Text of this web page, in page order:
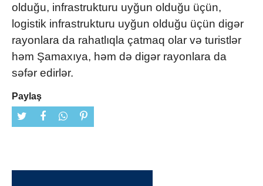
olduğu, infrastrukturu uyğun olduğu üçün,
logistik infrastrukturu uyğun olduğu üçün digər
rayonlara da rahatlıqla çatmaq olar və turistlər
həm Şamaxıya, həm də digər rayonlara da
səfər edirlər.
Paylaş